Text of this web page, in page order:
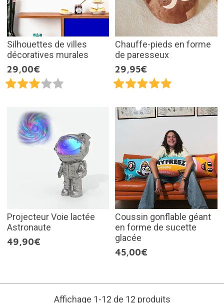
Silhouettes de villes
décoratives murales
29,00€
Chauffe-pieds en forme
de paresseux
29,95€
Projecteur Voie lactée
Astronaute
49,90€
Coussin gonflable géant
en forme de sucette
glacée
45,00€
Affichage 1-12 de 12 produits